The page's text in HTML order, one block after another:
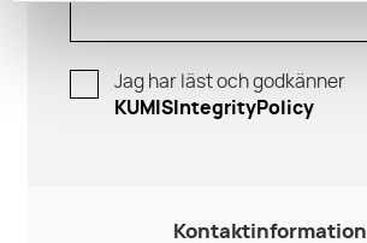
Jag har läst och godkänner
KUMISIntegrityPolicy
Kontaktinformation